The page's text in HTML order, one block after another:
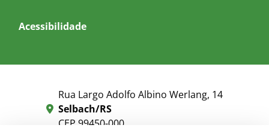
Acessibilidade
Rua Largo Adolfo Albino Werlang, 14
Selbach/RS
CEP 99450-000